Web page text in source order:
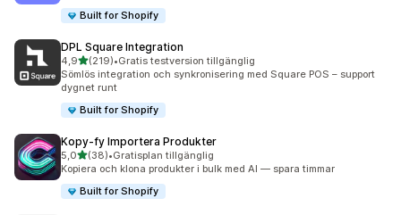
Built for Shopify
DPL Square Integration
4,9av 5 stjärnor
(219)
219 recensioner totalt
•Gratis testversion tillgänglig
Sömlös integration och synkronisering med Square POS – support
dygnet runt
Built for Shopify
Kopy‑fy Importera Produkter
5,0av 5 stjärnor
(38)
38 recensioner totalt
•Gratisplan tillgänglig
Kopiera och klona produkter i bulk med AI — spara timmar
Built for Shopify